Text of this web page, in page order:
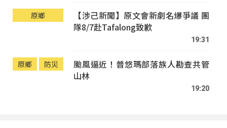
原鄉
【涉己新聞】原文會新劇名爆爭議 團
隊8/7赴Tafalong致歉
19:31
原鄉 防災
颱風逼近！普悠瑪部落族人勘查共管
山林
19:20